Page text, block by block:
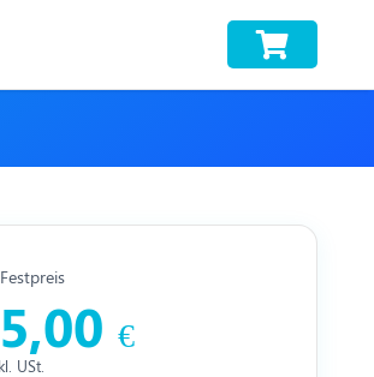
€
USt.